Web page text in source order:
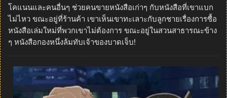
โคแนนและคนอื่นๆ ช่วยคนขายหนังสือเก่าๆ กับหนังสือที่เขาแบก
ไม่ไหว ขณะอยู่ที่ร้านค้า เขาเห็นเขาทะเลาะกับลูกชายเรื่องการซื้อ
หนังสือเล่มใหม่ที่พวกเขาไม่ต้องการ ขณะอยู่ในสวนสาธารณะข้าง
ๆ หนังสือกองหนึ่งล้มทับเจ้าของบาดเจ็บ!